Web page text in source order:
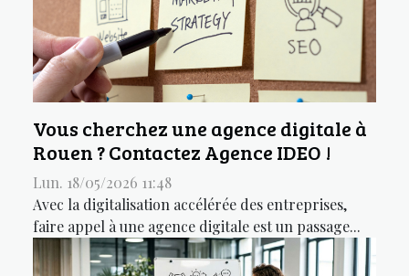
Vous cherchez une agence digitale à
Rouen ? Contactez Agence IDEO !
Lun. 18/05/2026 11:48
Avec la digitalisation accélérée des entreprises,
faire appel à une agence digitale est un passage...